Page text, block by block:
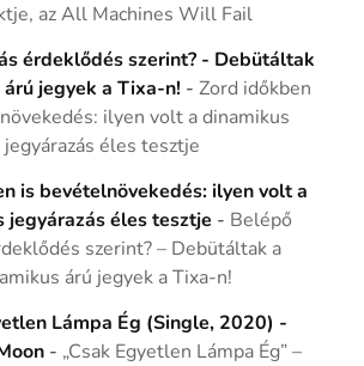
az All Machines Will Fail
érdeklődés szerint? - Debütáltak
jegyek a Tixa-n! -Zord időkben
ilyen volt a dinamikus
jegyárazás éles tesztje
is bevételnövekedés: ilyen volt a
jegyárazás éles tesztje - Belépő
szerint? – Debütáltak a
árú jegyek a Tixa-n!
Lámpa Ég (Single, 2020) -
- „Csak Egyetlen Lámpa Ég” –